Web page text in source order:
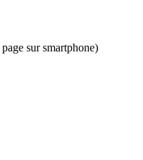
sur smartphone)